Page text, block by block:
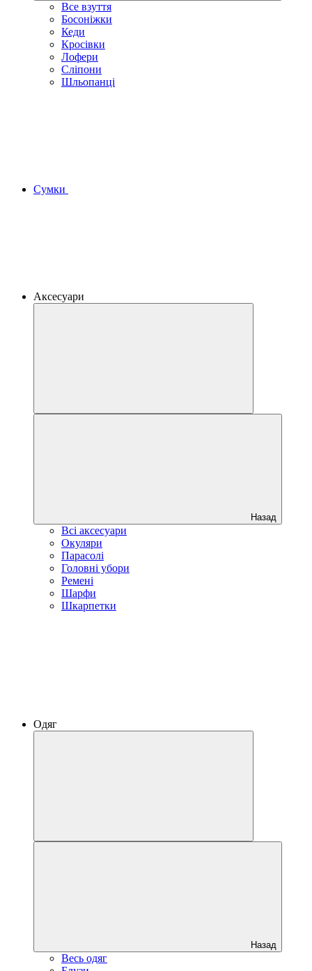
Все взуття
Босоніжки
Кеди
Кросівки
Лофери
Сліпони
Шльопанці
Сумки
Аксесуари
Назад
Всі аксесуари
Окуляри
Парасолі
Головні убори
Ремені
Шарфи
Шкарпетки
Одяг
Назад
Весь одяг